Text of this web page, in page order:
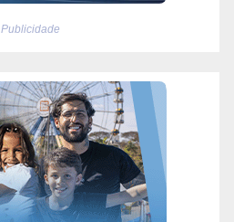
Publicidade